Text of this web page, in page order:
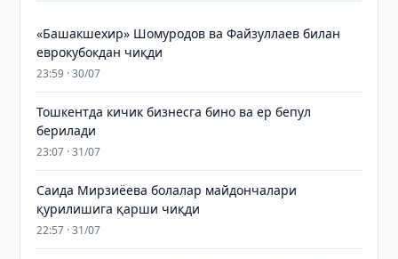
«Башакшехир» Шомуродов ва Файзуллаев билан
еврокубокдан чиқди
23:59 · 30/07
Тошкентда кичик бизнесга бино ва ер бепул
берилади
23:07 · 31/07
Саида Мирзиёева болалар майдончалари
қурилишига қарши чиқди
22:57 · 31/07